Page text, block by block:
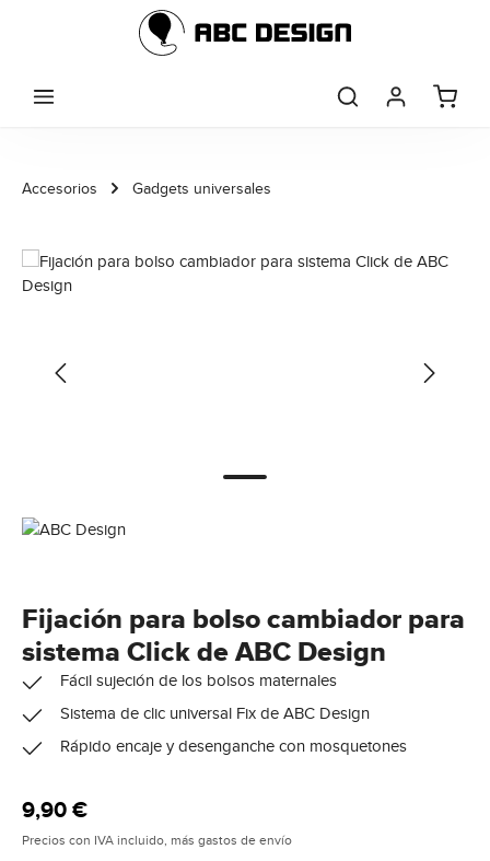
Saltar al contenido principal
Accesorios Gadgets universales
Omitir galería de imágenes
Fijación para bolso cambiador para
sistema Click de ABC Design
Fácil sujeción de los bolsos maternales
Sistema de clic universal Fix de ABC Design
Rápido encaje y desenganche con mosquetones
Precio normal:
9,90 €
Precios con IVA incluido, más gastos de envío